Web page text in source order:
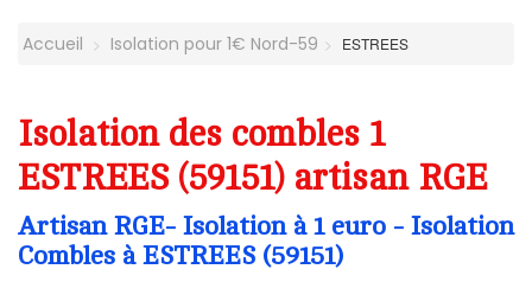
Accueil Isolation pour 1€ Nord-59 ESTREES
Isolation des combles 1
ESTREES (59151) artisan RGE
Artisan RGE- Isolation à 1 euro - Isolation
Combles à ESTREES (59151)